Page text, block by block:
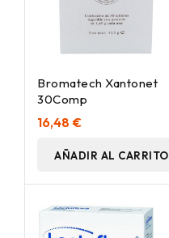
Bromatech Xantonet
30Comp
16,48 €
AÑADIR AL CARRITO